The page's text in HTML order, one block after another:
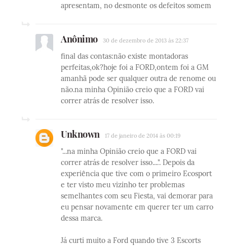
apresentam, no desmonte os defeitos somem
Anônimo 30 de dezembro de 2013 às 22:37
final das contas:não existe montadoras
perfeitas,ok?hoje foi a FORD,ontem foi a GM
amanhã pode ser qualquer outra de renome ou
não.na minha Opinião creio que a FORD vai
correr atrás de resolver isso.
Unknown 17 de janeiro de 2014 às 00:19
"...na minha Opinião creio que a FORD vai
correr atrás de resolver isso....". Depois da
experiência que tive com o primeiro Ecosport
e ter visto meu vizinho ter problemas
semelhantes com seu Fiesta, vai demorar para
eu pensar novamente em querer ter um carro
dessa marca.
Já curti muito a Ford quando tive 3 Escorts